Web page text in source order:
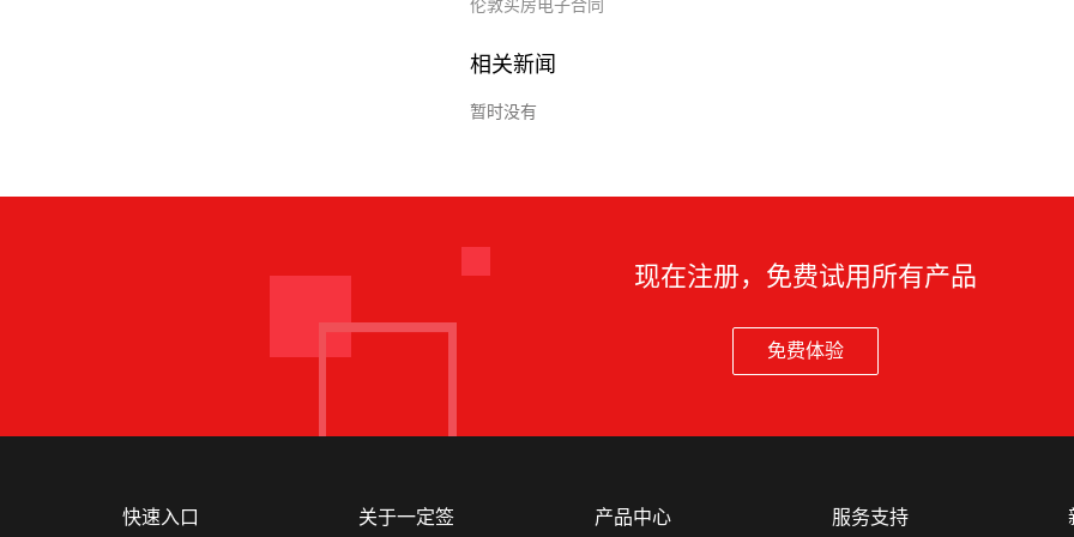
伦敦买房电子合同
相关新闻
暂时没有
现在注册，免费试用所有产品
免费体验
快速入口 关于一定签 产品中心 服务支持